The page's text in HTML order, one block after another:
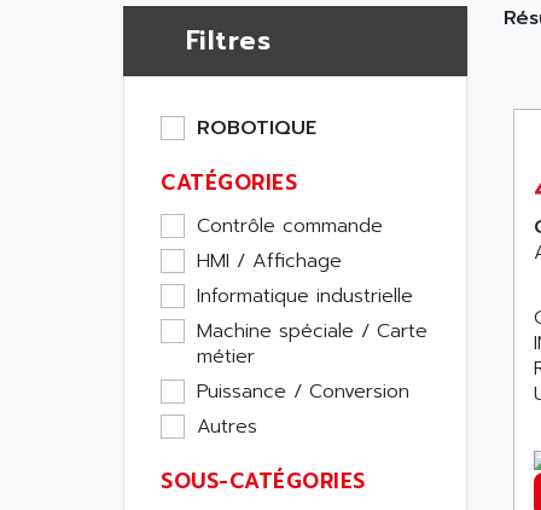
Filtres
ROBOTIQUE
CATÉGORIES
Contrôle commande
HMI / Affichage
Informatique industrielle
Machine spéciale / Carte
métier
Puissance / Conversion
Autres
SOUS-CATÉGORIES